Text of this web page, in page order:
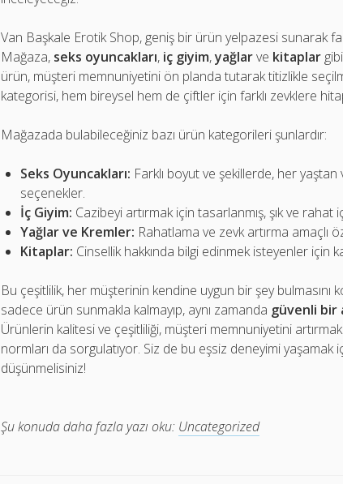
Van Başkale Erotik Shop, geniş bir ürün yelpazesi sunarak
Mağaza, seks oyuncakları, iç giyim,yağlarve kitaplar
ürün, müşteri memnuniyetini ön planda tutarak titizlikle
kategorisi, hem bireysel hem de çiftler için farklı zevklere
Mağazada bulabileceğiniz bazı ürün kategorileri şunlardır:
Seks Oyuncakları: Farklı boyut ve şekillerde, her
seçenekler.
İç Giyim: Cazibeyi artırmak için tasarlanmış, şık ve rahat
Yağlar ve Kremler: Rahatlama ve zevk artırma amaçlı
Kitaplar: Cinsellik hakkında bilgi edinmek isteyenler için
Bu çeşitlilik, her müşterinin kendine uygun bir şey bulmasını
sadece ürün sunmakla kalmayıp, aynı zamanda güvenli bir
Ürünlerin kalitesi ve çeşitliliği, müşteri memnuniyetini
normları da sorgulatıyor. Siz de bu eşsiz deneyimi yaşamak
düşünmelisiniz!
Şu konuda daha fazla yazı oku: Uncategorized